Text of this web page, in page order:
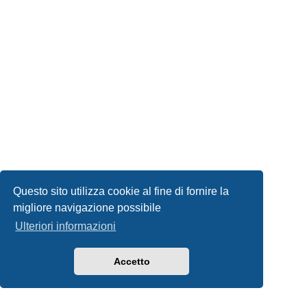
Questo sito utilizza cookie al fine di fornire la
migliore navigazione possibile
Ulteriori informazioni
Accetto